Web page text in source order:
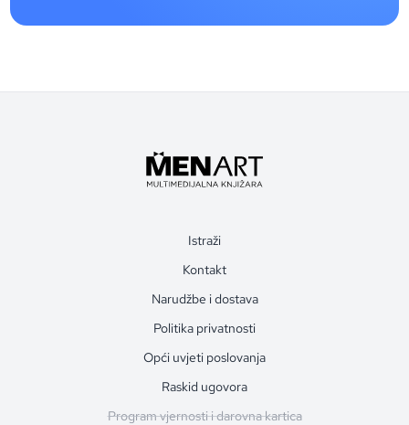
Istraži
Kontakt
Narudžbe i dostava
Politika privatnosti
Opći uvjeti poslovanja
Raskid ugovora
Program vjernosti i darovna kartica